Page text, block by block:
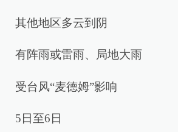
其他地区多云到阴
有阵雨或雷雨、局地大雨
受台风“麦德姆”影响
5日至6日